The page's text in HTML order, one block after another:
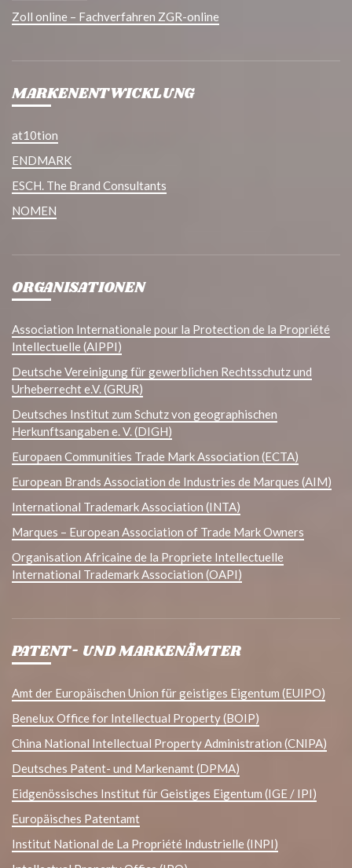
Zoll online – Fachverfahren ZGR-online
MARKENENTWICKLUNG
at10tion
ENDMARK
ESCH. The Brand Consultants
NOMEN
ORGANISATIONEN
Association Internationale pour la Protection de la Propriété
Intellectuelle (AIPPI)
Deutsche Vereinigung für gewerblichen Rechtsschutz und
Urheberrecht e.V. (GRUR)
Deutsches Institut zum Schutz von geographischen
Herkunftsangaben e. V. (DIGH)
Europaen Communities Trade Mark Association (ECTA)
European Brands Association de Industries de Marques (AIM)
International Trademark Association (INTA)
Marques – European Association of Trade Mark Owners
Organisation Africaine de la Propriete Intellectuelle
International Trademark Association (OAPI)
PATENT- UND MARKENÄMTER
Amt der Europäischen Union für geistiges Eigentum (EUIPO)
Benelux Office for Intellectual Property (BOIP)
China National Intellectual Property Administration (CNIPA)
Deutsches Patent- und Markenamt (DPMA)
Eidgenössisches Institut für Geistiges Eigentum (IGE / IPI)
Europäisches Patentamt
Institut National de La Propriété Industrielle (INPI)